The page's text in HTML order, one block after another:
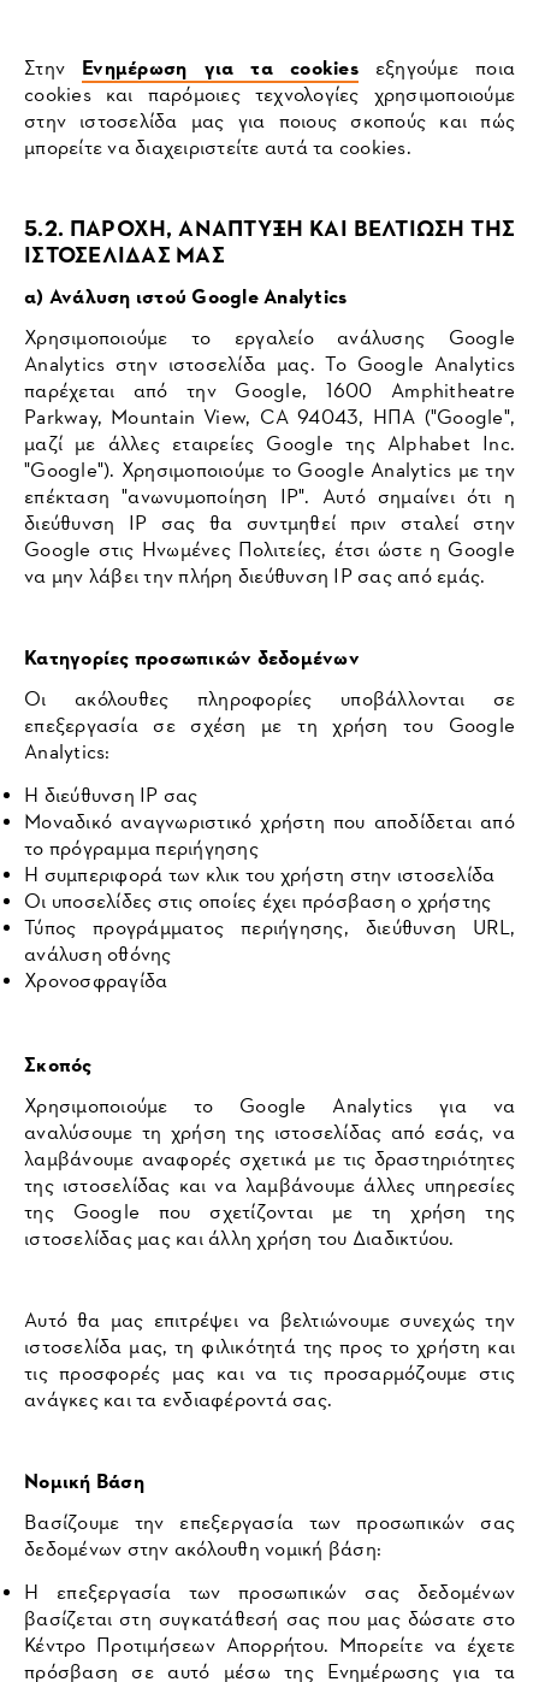
Στην Ενημέρωση για τα cookiesεξηγούμε ποια
cookies και παρόμοιες τεχνολογίες χρησιμοποιούμε
στην ιστοσελίδα μας για ποιους σκοπούς και πώς
μπορείτε να διαχειριστείτε αυτά τα cookies.
5.2. ΠΑΡΟΧΗ, ΑΝΑΠΤΥΞΗ ΚΑΙ ΒΕΛΤΙΩΣΗ ΤΗΣ
ΙΣΤΟΣΕΛΙΔΑΣ ΜΑΣ
α) Ανάλυση ιστού Google Analytics
Χρησιμοποιούμε το εργαλείο ανάλυσης Google
Analytics στην ιστοσελίδα μας. Το Google Analytics
παρέχεται από την Google, 1600 Amphitheatre
Parkway, Mountain View, CA 94043, ΗΠΑ ("Google",
μαζί με άλλες εταιρείες Google της Alphabet Inc.
"Google"). Χρησιμοποιούμε το Google Analytics με την
επέκταση "ανωνυμοποίηση IP". Αυτό σημαίνει ότι η
διεύθυνση IP σας θα συντμηθεί πριν σταλεί στην
Google στις Ηνωμένες Πολιτείες, έτσι ώστε η Google
να μην λάβει την πλήρη διεύθυνση IP σας από εμάς.
Κατηγορίες προσωπικών δεδομένων
Οι ακόλουθες πληροφορίες υποβάλλονται σε
επεξεργασία σε σχέση με τη χρήση του Google
Analytics:
Η διεύθυνση IP σας
Μοναδικό αναγνωριστικό χρήστη που αποδίδεται από
το πρόγραμμα περιήγησης
Η συμπεριφορά των κλικ του χρήστη στην ιστοσελίδα
Οι υποσελίδες στις οποίες έχει πρόσβαση ο χρήστης
Τύπος προγράμματος περιήγησης, διεύθυνση URL,
ανάλυση οθόνης
Χρονοσφραγίδα
Σκοπός
Χρησιμοποιούμε το Google Analytics για να
αναλύσουμε τη χρήση της ιστοσελίδας από εσάς, να
λαμβάνουμε αναφορές σχετικά με τις δραστηριότητες
της ιστοσελίδας και να λαμβάνουμε άλλες υπηρεσίες
της Google που σχετίζονται με τη χρήση της
ιστοσελίδας μας και άλλη χρήση του Διαδικτύου.
Αυτό θα μας επιτρέψει να βελτιώνουμε συνεχώς την
ιστοσελίδα μας, τη φιλικότητά της προς το χρήστη και
τις προσφορές μας και να τις προσαρμόζουμε στις
ανάγκες και τα ενδιαφέροντά σας.
Νομική Βάση
Βασίζουμε την επεξεργασία των προσωπικών σας
δεδομένων στην ακόλουθη νομική βάση:
Η επεξεργασία των προσωπικών σας δεδομένων
βασίζεται στη συγκατάθεσή σας που μας δώσατε στο
Κέντρο Προτιμήσεων Απορρήτου. Μπορείτε να έχετε
πρόσβαση σε αυτό μέσω της Ενημέρωσης για τα